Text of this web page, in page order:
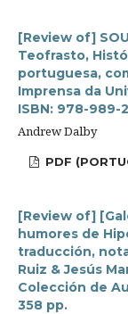
[Review of]
Teofrasto,
portuguesa,
Imprensa da
ISBN: 978-989-
Andrew Dalby
PDF
[Review of]
humores de
traducción,
Ruiz & Jesús
Colección de
358 pp.